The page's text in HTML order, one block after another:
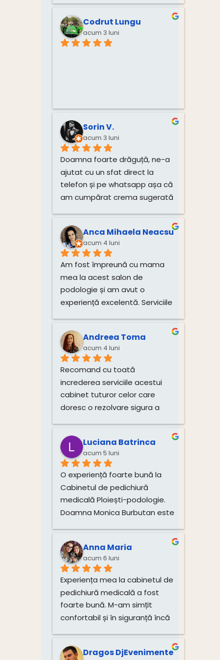
Codrut Lungu
acum 3 luni
Sorin V.
acum 3 luni
Doamna foarte drăguță, ne-a
ajutat cu un sfat direct la
telefon și pe whatsapp așa că
am cumpărat crema sugerată
Anca Mihaela Neacsu
acum 4 luni
Am fost împreună cu mama
mea la acest salon de
podologie și am avut o
experiență excelentă. Serviciile
impecabil, cu multă grijă și
profesionalism. Atmosfera
este plăcută, iar doamna este
deosebit de amabilă și
atentă.Recomand cu toată
încredere!
Andreea Toma
acum 4 luni
Recomand cu toată
increderea serviciile acestui
cabinet tuturor celor care
doresc o rezolvare sigura a
picioarelor. Multumim!!!
Luciana Batrinca
acum 5 luni
O experiență foarte bună la
Cabinetul de pedichiură
medicală Ploiești-podologie.
Doamna Monica Burbutan este
programare mi-a explicat
foarte clar procedura, durata
vindecării și tarifele, ceea ce
mi-a oferit încredere și
transparență. La cabinet m-am
simțit în siguranță, atmosfera
este curată, primitoare, atenția
la detalii se simte de la
început, iar rezultatele sunt
Anna Maria
acum 6 luni
Experiența mea la cabinetul de
pedichiură medicală a fost
foarte bună. M-am simțit
confortabil și în siguranță încă
tratamentul a fost realizat cu
Dragos DjEvenimente